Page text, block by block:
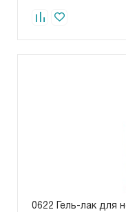
0622 Гель-лак для